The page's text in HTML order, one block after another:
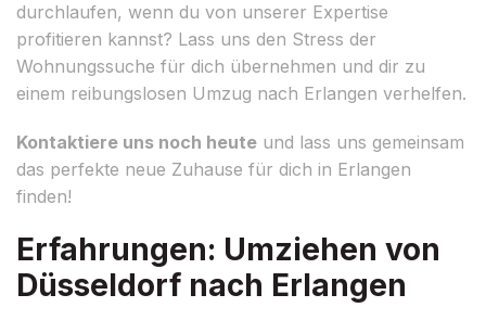
durchlaufen, wenn du von unserer Expertise
profitieren kannst? Lass uns den Stress der
Wohnungssuche für dich übernehmen und dir zu
einem reibungslosen Umzug nach Erlangen verhelfen.
Kontaktiere uns noch heute und lass uns gemeinsam
das perfekte neue Zuhause für dich in Erlangen
finden!
Erfahrungen: Umziehen von
Düsseldorf nach Erlangen